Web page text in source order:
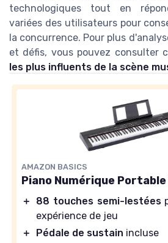
technologiques tout en
variées des utilisateurs pour
la concurrence. Pour plus
et défis, vous pouvez consulter
les plus influents de la scène
AMAZON BASICS
Piano Numérique
＋ 88 touches semi-lestées
expérience de jeu
＋
Pédale de sustain incluse